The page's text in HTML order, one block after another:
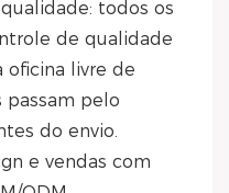
de qualidade
oficina livre de
passam pelo
do envio.